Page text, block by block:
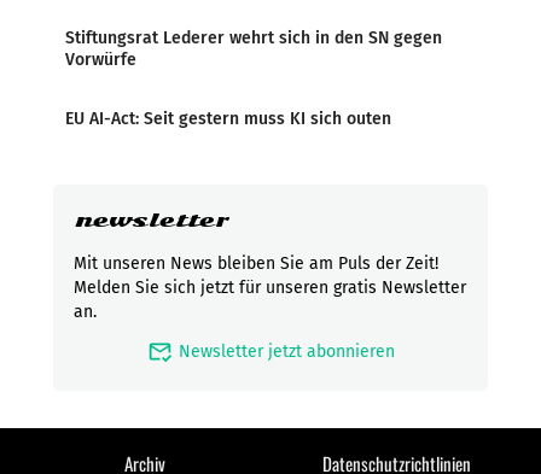
Stiftungsrat Lederer wehrt sich in den SN gegen
Vorwürfe
EU AI-Act: Seit gestern muss KI sich outen
newsletter
Mit unseren News bleiben Sie am Puls der Zeit!
Melden Sie sich jetzt für unseren gratis Newsletter
an.
mark_email_read Newsletter jetzt abonnieren
Archiv Datenschutzrichtlinien